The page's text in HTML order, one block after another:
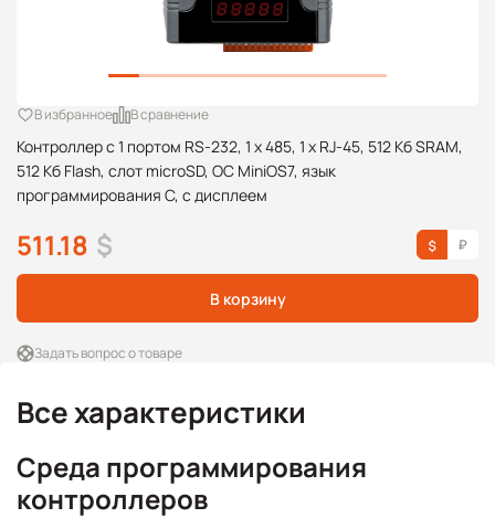
Контроллер с 1 портом RS-232, 1 x 485, 1 x RJ-45, 512 Кб SRAM,
512 Кб Flash, слот microSD, ОС MiniOS7, язык
программирования C, с дисплеем
В избранное В сравнение
511.18 $
В корзину
Задать вопрос о товаре
Все характеристики
Среда программирования
контроллеров